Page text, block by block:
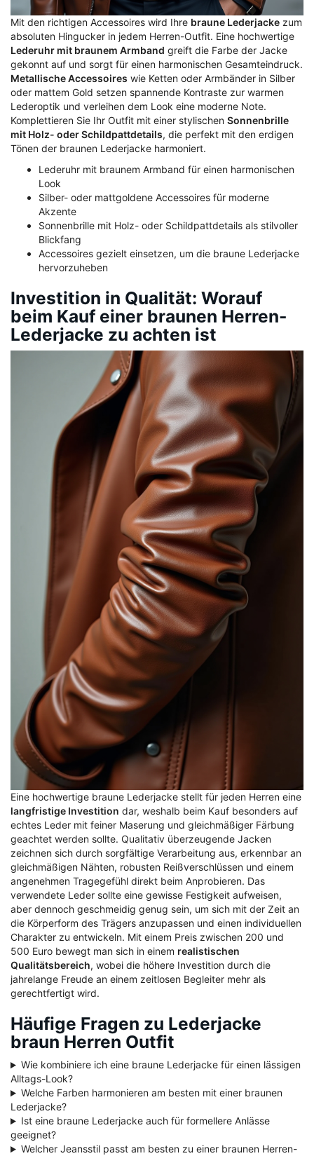
Mit den richtigen Accessoires wird Ihre braune Lederjacke zum
absoluten Hingucker in jedem Herren-Outfit. Eine hochwertige
Lederuhr mit braunem Armband greift die Farbe der Jacke
gekonnt auf und sorgt für einen harmonischen Gesamteindruck.
Metallische Accessoires wie Ketten oder Armbänder in Silber
oder mattem Gold setzen spannende Kontraste zur warmen
Lederoptik und verleihen dem Look eine moderne Note.
Komplettieren Sie Ihr Outfit mit einer stylischen Sonnenbrille
mit Holz- oder Schildpattdetails, die perfekt mit den erdigen
Tönen der braunen Lederjacke harmoniert.
Lederuhr mit braunem Armband für einen harmonischen
Look
Silber- oder mattgoldene Accessoires für moderne
Akzente
Sonnenbrille mit Holz- oder Schildpattdetails als stilvoller
Blickfang
Accessoires gezielt einsetzen, um die braune Lederjacke
hervorzuheben
Investition in Qualität: Worauf
beim Kauf einer braunen Herren-
Lederjacke zu achten ist
Eine hochwertige braune Lederjacke stellt für jeden Herren eine
langfristige Investition dar, weshalb beim Kauf besonders auf
echtes Leder mit feiner Maserung und gleichmäßiger Färbung
geachtet werden sollte. Qualitativ überzeugende Jacken
zeichnen sich durch sorgfältige Verarbeitung aus, erkennbar an
gleichmäßigen Nähten, robusten Reißverschlüssen und einem
angenehmen Tragegefühl direkt beim Anprobieren. Das
verwendete Leder sollte eine gewisse Festigkeit aufweisen,
aber dennoch geschmeidig genug sein, um sich mit der Zeit an
die Körperform des Trägers anzupassen und einen individuellen
Charakter zu entwickeln. Mit einem Preis zwischen 200 und
500 Euro bewegt man sich in einem realistischen
Qualitätsbereich, wobei die höhere Investition durch die
jahrelange Freude an einem zeitlosen Begleiter mehr als
gerechtfertigt wird.
Häufige Fragen zu Lederjacke
braun Herren Outfit
Wie kombiniere ich eine braune Lederjacke für einen lässigen
Alltags-Look?
Welche Farben harmonieren am besten mit einer braunen
Lederjacke?
Ist eine braune Lederjacke auch für formellere Anlässe
geeignet?
Welcher Jeansstil passt am besten zu einer braunen Herren-